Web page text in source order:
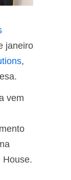
janeiro
,
vem
House.